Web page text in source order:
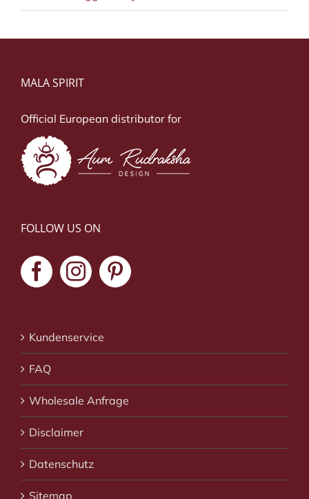
MALA SPIRIT
Official European distributor for
FOLLOW US ON
Kundenservice
FAQ
Wholesale Anfrage
Disclaimer
Datenschutz
Sitemap